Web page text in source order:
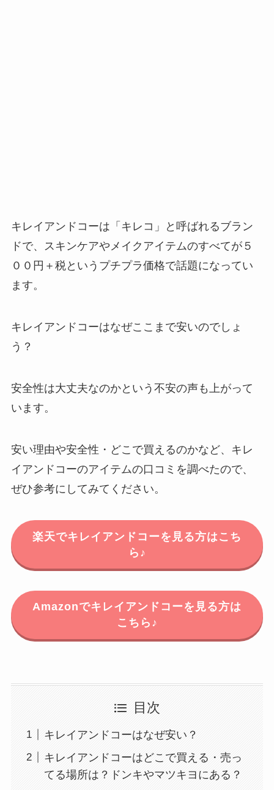
キレイアンドコーは「キレコ」と呼ばれるブラン
ドで、スキンケアやメイクアイテムのすべてが５
００円＋税というプチプラ価格で話題になってい
ます。
キレイアンドコーはなぜここまで安いのでしょ
う？
安全性は大丈夫なのかという不安の声も上がって
います。
安い理由や安全性・どこで買えるのかなど、キレ
イアンドコーのアイテムの口コミを調べたので、
ぜひ参考にしてみてください。
楽天でキレイアンドコーを見る方はこち
ら♪
Amazonでキレイアンドコーを見る方は
こちら♪
目次
キレイアンドコーはなぜ安い？
キレイアンドコーはどこで買える・売っ
てる場所は？ドンキやマツキヨにある？